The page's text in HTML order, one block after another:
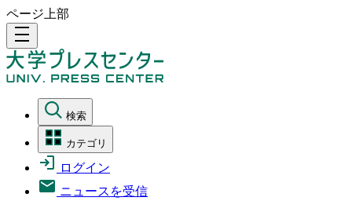
ページ上部
density_medium
検索
カテゴリ
ログイン
ニュースを受信